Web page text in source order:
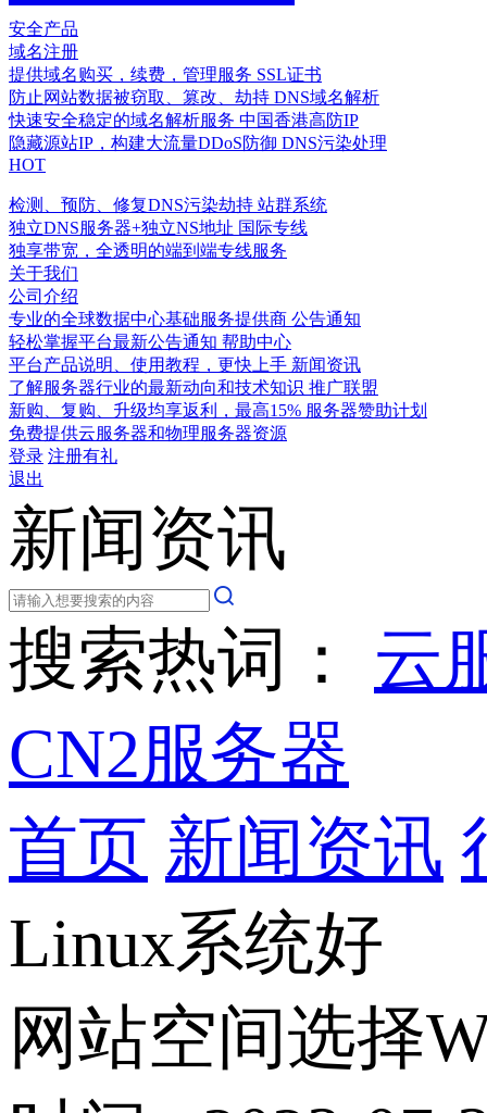
安全产品
域名注册
提供域名购买，续费，管理服务 SSL证书
防止网站数据被窃取、篡改、劫持 DNS域名解析
快速安全稳定的域名解析服务 中国香港高防IP
隐藏源站IP，构建大流量DDoS防御 DNS污染处理
HOT
检测、预防、修复DNS污染劫持 站群系统
独立DNS服务器+独立NS地址 国际专线
独享带宽，全透明的端到端专线服务
关于我们
公司介绍
专业的全球数据中心基础服务提供商 公告通知
轻松掌握平台最新公告通知 帮助中心
平台产品说明、使用教程，更快上手 新闻资讯
了解服务器行业的最新动向和技术知识 推广联盟
新购、复购、升级均享返利，最高15% 服务器赞助计划
免费提供云服务器和物理服务器资源
登录 注册有礼
退出
新闻资讯
搜索热词： 云
CN2服务器
首页 新闻资讯
Linux系统好
网站空间选择